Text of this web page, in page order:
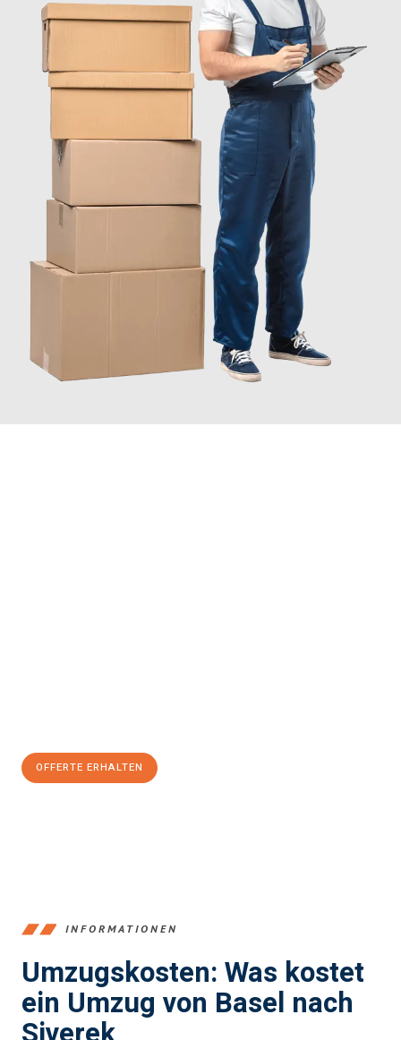
OFFERTE ERHALTEN
INFORMATIONEN
Umzugskosten: Was kostet
ein Umzug von Basel nach